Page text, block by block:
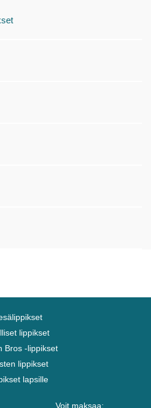
lippikset
Bros -lippikset
lippikset
lapsille
Voit maksaa: